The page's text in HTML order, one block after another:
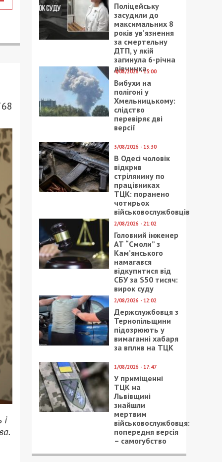
Поліцейську
засудили до
максимальних 8
років ув’язнення
за смертельну
ДТП, у якій
загинула 6-річна
дівчинка
4/08/2026 - 15:00
Вибухи на
полігоні у
Хмельницькому:
слідство
перевіряє дві
версії
3/08/2026 - 13:30
В Одесі чоловік
відкрив
стрілянину по
працівниках
ТЦК: поранено
чотирьох
військовослужбовців
2/08/2026 - 21:02
Головний інженер
АТ “Смоли” з
Кам’янського
намагався
відкупитися від
СБУ за $50 тисяч:
вирок суду
2/08/2026 - 12:02
Держслужбовця з
Тернопільщини
підозрюють у
вимаганні хабаря
за вплив на ТЦК
1/08/2026 - 17:47
У приміщенні
ТЦК на
Львівщині
знайшли
мертвим
військовослужбовця:
попередня версія
– самогубство